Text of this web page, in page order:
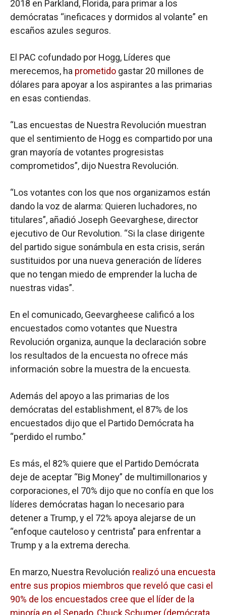
2018 en Parkland, Florida, para primar a los
demócratas “ineficaces y dormidos al volante” en
escaños azules seguros.
El PAC cofundado por Hogg, Líderes que
merecemos, ha prometido gastar 20 millones de
dólares para apoyar a los aspirantes a las primarias
en esas contiendas.
“Las encuestas de Nuestra Revolución muestran
que el sentimiento de Hogg es compartido por una
gran mayoría de votantes progresistas
comprometidos”, dijo Nuestra Revolución.
“Los votantes con los que nos organizamos están
dando la voz de alarma: Quieren luchadores, no
titulares”, añadió Joseph Geevarghese, director
ejecutivo de Our Revolution. “Si la clase dirigente
del partido sigue sonámbula en esta crisis, serán
sustituidos por una nueva generación de líderes
que no tengan miedo de emprender la lucha de
nuestras vidas”.
En el comunicado, Geevargheese calificó a los
encuestados como votantes que Nuestra
Revolución organiza, aunque la declaración sobre
los resultados de la encuesta no ofrece más
información sobre la muestra de la encuesta.
Además del apoyo a las primarias de los
demócratas del establishment, el 87% de los
encuestados dijo que el Partido Demócrata ha
“perdido el rumbo.”
Es más, el 82% quiere que el Partido Demócrata
deje de aceptar “Big Money” de multimillonarios y
corporaciones, el 70% dijo que no confía en que los
líderes demócratas hagan lo necesario para
detener a Trump, y el 72% apoya alejarse de un
“enfoque cauteloso y centrista” para enfrentar a
Trump y a la extrema derecha.
En marzo, Nuestra Revolución realizó una encuesta
entre sus propios miembros que reveló que casi el
90% de los encuestados cree que el líder de la